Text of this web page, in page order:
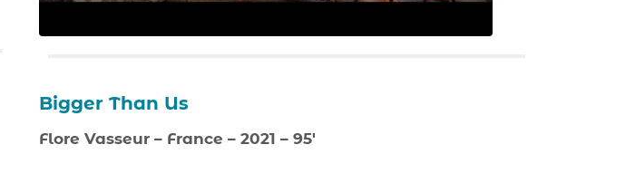
Bigger Than Us
Flore Vasseur – France – 2021 – 95′